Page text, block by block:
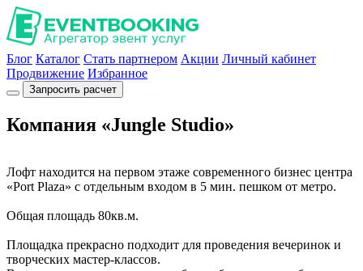
Блог Каталог Стать партнером Акции Личный кабинет
Продвижение Избранное
Запросить расчет
Компания «Jungle Studio»
Лофт находится на первом этаже современного бизнес центра
«Port Plaza» c отдельным входом в 5 мин. пешком от метро.
Общая площадь 80кв.м.
Площадка прекрасно подходит для проведения вечеринок и
творческих мастер-классов.